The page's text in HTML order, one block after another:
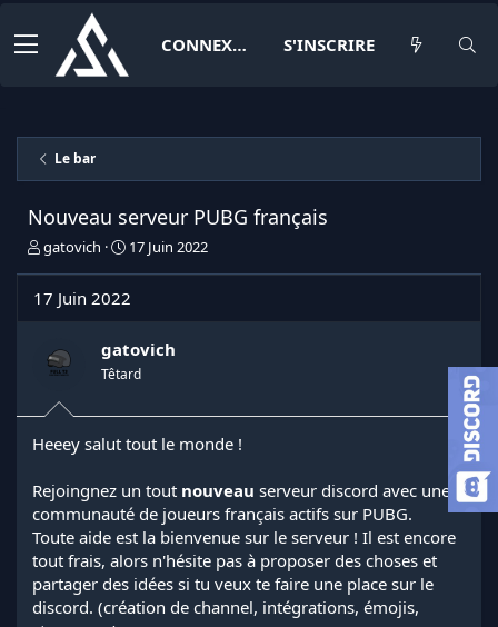
CONNEXION S'INSCRIRE
Le bar
Nouveau serveur PUBG français
I
t
t
u
d
l
d
i
s
c
u
gatovich
D
e
e
é
t
17 Juin 2022
17 Juin 2022
gatovich
Têtard
Heeey salut tout le monde !
Rejoingnez un tout nouveau serveur discord avec une
communauté de joueurs français actifs sur PUBG.
Toute aide est la bienvenue sur le serveur ! Il est encore
tout frais, alors n'hésite pas à proposer des choses et
partager des idées si tu veux te faire une place sur le
discord. (création de channel, intégrations, émojis,